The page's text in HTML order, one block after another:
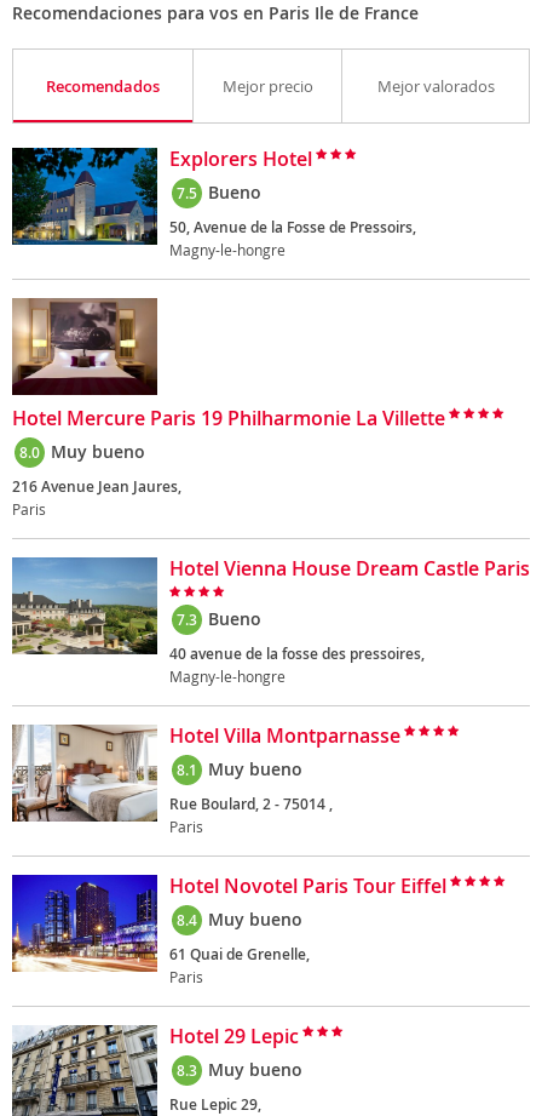
Recomendaciones para vos en Paris Ile de France
Recomendados Mejor precio Mejor valorados
Explorers Hotel
7.5 Bueno
50, Avenue de la Fosse de Pressoirs,
Magny-le-hongre
Hotel Mercure Paris 19 Philharmonie La Villette
8.0 Muy bueno
216 Avenue Jean Jaures,
Paris
Hotel Vienna House Dream Castle Paris
7.3 Bueno
40 avenue de la fosse des pressoires,
Magny-le-hongre
Hotel Villa Montparnasse
8.1 Muy bueno
Rue Boulard, 2 - 75014 ,
Paris
Hotel Novotel Paris Tour Eiffel
8.4 Muy bueno
61 Quai de Grenelle,
Paris
Hotel 29 Lepic
8.3 Muy bueno
Rue Lepic 29,